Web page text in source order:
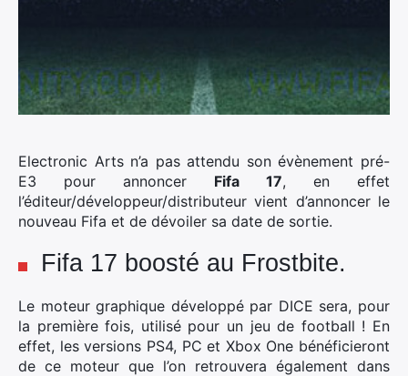
Electronic Arts n’a pas attendu son évènement pré-
E3 pour annoncer Fifa 17, en effet
l’éditeur/développeur/distributeur vient d’annoncer le
nouveau Fifa et de dévoiler sa date de sortie.
Fifa 17 boosté au Frostbite.
Le moteur graphique développé par DICE sera, pour
la première fois, utilisé pour un jeu de football ! En
effet, les versions PS4, PC et Xbox One bénéficieront
de ce moteur que l’on retrouvera également dans